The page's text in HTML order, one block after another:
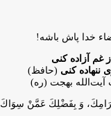
خدا پاش باشه!
غم آزاده کنی
کنی (حافظ)
بهجت (ره)
وَ بِفَضْلِكَ عَمَّنْ سِوَاكَ‏.